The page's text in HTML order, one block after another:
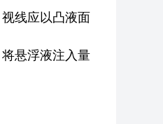
线应以凸液面
悬浮液注入量